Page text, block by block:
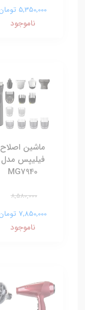
5,350,000 تومان
ناموجود
ماشین اصلاح
فیلیپس مدل
MG7940
8,580,000
7,850,000 تومان
ناموجود